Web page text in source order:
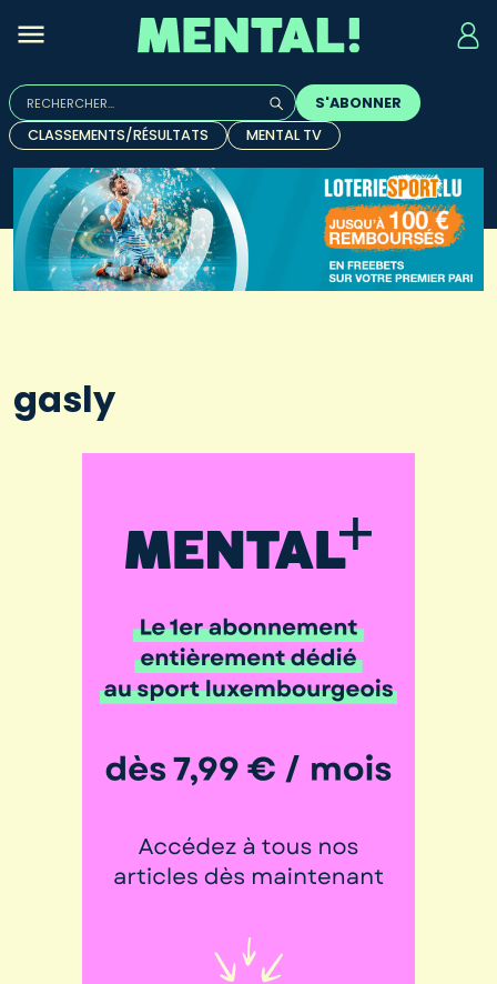
Rechercher :
Quand les résultats de l'auto-complétion sont
S'ABONNER
CLASSEMENTS/RÉSULTATS
MENTAL TV
gasly